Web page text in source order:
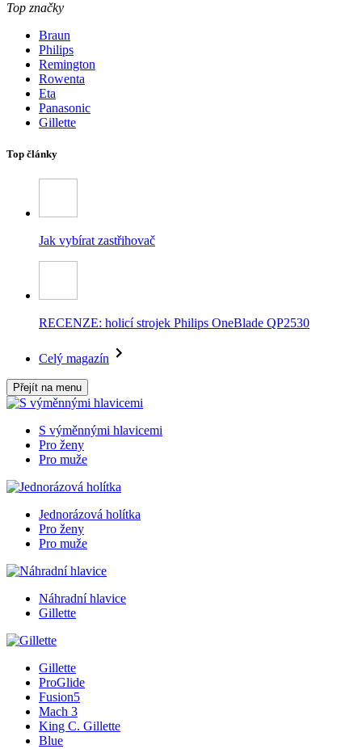
Top značky
Braun
Philips
Remington
Rowenta
Eta
Panasonic
Gillette
Top články
Jak vybírat zastřihovač
RECENZE: holicí strojek Philips OneBlade QP2530
Celý magazín
Přejít na menu
S výměnnými hlavicemi
Pro ženy
Pro muže
Jednorázová holítka
Pro ženy
Pro muže
Náhradní hlavice
Gillette
Gillette
ProGlide
Fusion5
Mach 3
King C. Gillette
Blue